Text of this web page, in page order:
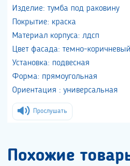
Изделие: тумба под раковину
Покрытие: краска
Материал корпуса: лдсп
Цвет фасада: темно-коричневый
Установка: подвесная
Форма: прямоугольная
Ориентация : универсальная
Прослушать
Похожие